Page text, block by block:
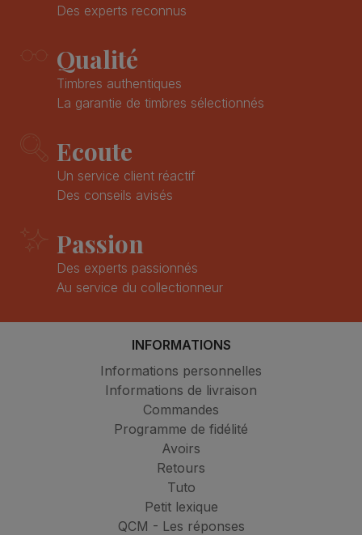
Des experts reconnus
Qualité
Timbres authentiques
La garantie de timbres sélectionnés
Ecoute
Un service client réactif
Des conseils avisés
Passion
Des experts passionnés
Au service du collectionneur
INFORMATIONS
Informations personnelles
Informations de livraison
Commandes
Programme de fidélité
Avoirs
Retours
Tuto
Petit lexique
QCM - Les réponses